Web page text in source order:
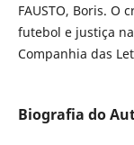
FAUSTO, Boris. O
futebol e justiça na
Companhia das
Biografia do